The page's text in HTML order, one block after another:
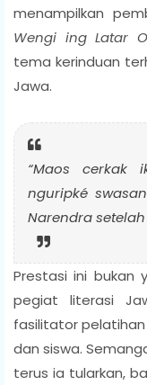
menampilkan
Wengi ing Latar
tema kerinduan
Jawa.
“Maos cerkak
nguripké
Narendra
Prestasi ini bukan
pegiat literasi
fasilitator
dan siswa.
terus ia tularkan,